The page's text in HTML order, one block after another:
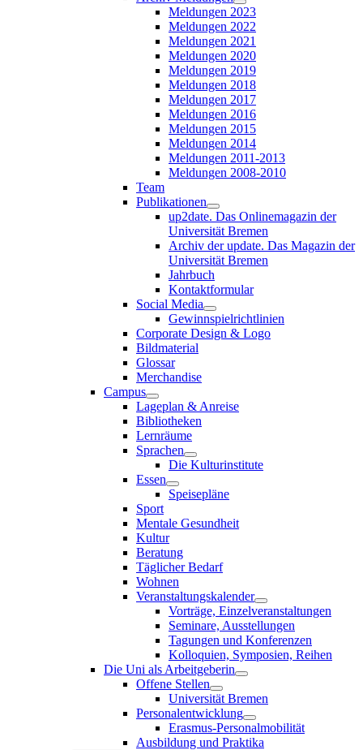
Meldungen 2023
Meldungen 2022
Meldungen 2021
Meldungen 2020
Meldungen 2019
Meldungen 2018
Meldungen 2017
Meldungen 2016
Meldungen 2015
Meldungen 2014
Meldungen 2011-2013
Meldungen 2008-2010
Team
Publikationen
up2date. Das Onlinemagazin der
Universität Bremen
Archiv der update. Das Magazin der
Universität Bremen
Jahrbuch
Kontaktformular
Social Media
Gewinnspielrichtlinien
Corporate Design & Logo
Bildmaterial
Glossar
Merchandise
Campus
Lageplan & Anreise
Bibliotheken
Lernräume
Sprachen
Die Kulturinstitute
Essen
Speisepläne
Sport
Mentale Gesundheit
Kultur
Beratung
Täglicher Bedarf
Wohnen
Veranstaltungskalender
Vorträge, Einzelveranstaltungen
Seminare, Ausstellungen
Tagungen und Konferenzen
Kolloquien, Symposien, Reihen
Die Uni als Arbeitgeberin
Offene Stellen
Universität Bremen
Personalentwicklung
Erasmus-Personalmobilität
Ausbildung und Praktika